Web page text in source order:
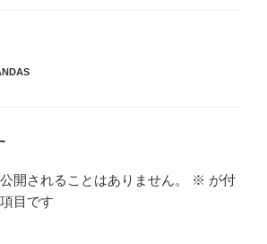
開されることはありません。 ※ が付
目です